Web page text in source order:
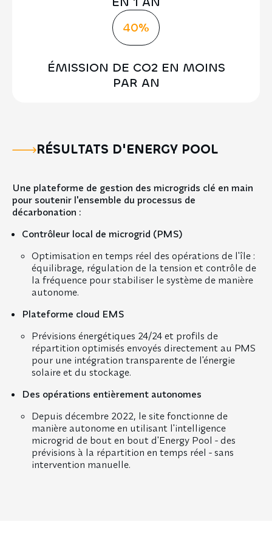
40%
ÉMISSION DE CO2 EN MOINS
PAR AN
RÉSULTATS D'ENERGY POOL
Une plateforme de gestion des microgrids clé en main
pour soutenir l'ensemble du processus de
décarbonation :
Contrôleur local de microgrid (PMS)
Optimisation en temps réel des opérations de l'île :
équilibrage, régulation de la tension et contrôle de
la fréquence pour stabiliser le système de manière
autonome.
Plateforme cloud EMS
Prévisions énergétiques 24/24 et profils de
répartition optimisés envoyés directement au PMS
pour une intégration transparente de l'énergie
solaire et du stockage.
Des opérations entièrement autonomes
Depuis décembre 2022, le site fonctionne de
manière autonome en utilisant l'intelligence
microgrid de bout en bout d'Energy Pool - des
prévisions à la répartition en temps réel - sans
intervention manuelle.